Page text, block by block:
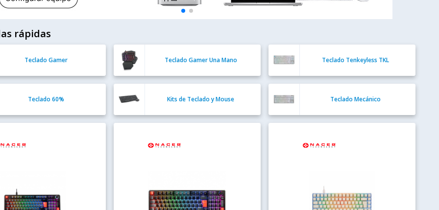
rápidas
Teclado Gamer Teclado Gamer Una Mano Teclado Tenkeyless TKL
Teclado 60% Kits de Teclado y Mouse Teclado Mecánico